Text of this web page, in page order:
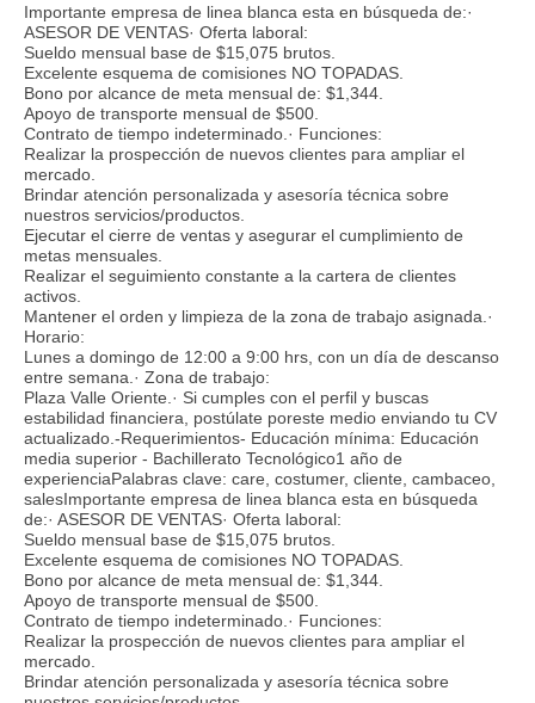
Importante empresa de linea blanca esta en búsqueda de:·
ASESOR DE VENTAS· Oferta laboral:
Sueldo mensual base de $15,075 brutos.
Excelente esquema de comisiones NO TOPADAS.
Bono por alcance de meta mensual de: $1,344.
Apoyo de transporte mensual de $500.
Contrato de tiempo indeterminado.· Funciones:
Realizar la prospección de nuevos clientes para ampliar el
mercado.
Brindar atención personalizada y asesoría técnica sobre
nuestros servicios/productos.
Ejecutar el cierre de ventas y asegurar el cumplimiento de
metas mensuales.
Realizar el seguimiento constante a la cartera de clientes
activos.
Mantener el orden y limpieza de la zona de trabajo asignada.·
Horario:
Lunes a domingo de 12:00 a 9:00 hrs, con un día de descanso
entre semana.· Zona de trabajo:
Plaza Valle Oriente.· Si cumples con el perfil y buscas
estabilidad financiera, postúlate poreste medio enviando tu CV
actualizado.-Requerimientos- Educación mínima: Educación
media superior - Bachillerato Tecnológico1 año de
experienciaPalabras clave: care, costumer, cliente, cambaceo,
salesImportante empresa de linea blanca esta en búsqueda
de:· ASESOR DE VENTAS· Oferta laboral:
Sueldo mensual base de $15,075 brutos.
Excelente esquema de comisiones NO TOPADAS.
Bono por alcance de meta mensual de: $1,344.
Apoyo de transporte mensual de $500.
Contrato de tiempo indeterminado.· Funciones:
Realizar la prospección de nuevos clientes para ampliar el
mercado.
Brindar atención personalizada y asesoría técnica sobre